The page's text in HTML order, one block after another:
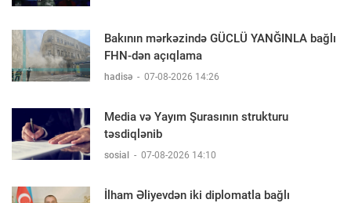
Bakının mərkəzində GÜCLÜ YANĞINLA bağlı
FHN-dən açıqlama
hadisə - 07-08-2026 14:26
Media və Yayım Şurasının strukturu
təsdiqlənib
sosial - 07-08-2026 14:10
İlham Əliyevdən iki diplomatla bağlı